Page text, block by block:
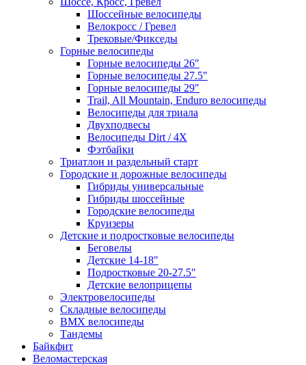
Шоссейные велосипеды
Велокросс / Гревел
Трековые/Фикседы
Горные велосипеды
Горные велосипеды 26"
Горные велосипеды 27.5"
Горные велосипеды 29"
Trail, All Mountain, Enduro велосипеды
Велосипеды для триала
Двухподвесы
Велосипеды Dirt / 4X
Фэтбайки
Триатлон и раздельный старт
Городские и дорожные велосипеды
Гибриды универсальные
Гибриды шоссейные
Городские велосипеды
Круизеры
Детские и подростковые велосипеды
Беговелы
Детские 14-18"
Подростковые 20-27.5"
Детские велоприцепы
Электровелосипеды
Складные велосипеды
BMX велосипеды
Тандемы
Байкфит
Веломастерская